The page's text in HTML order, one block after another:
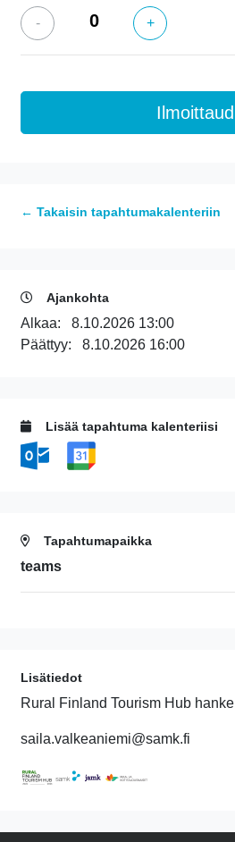
- +
← Takaisin tapahtumakalenteriin
Ajankohta
Alkaa: 8.10.2026 13:00
Päättyy: 8.10.2026 16:00
Lisää tapahtuma kalenteriisi
Tapahtumapaikka
teams
Lisätiedot
Rural Finland Tourism Hub hanke
saila.valkeaniemi@samk.fi